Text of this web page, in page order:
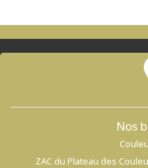
Nos
ZAC du Plateau des